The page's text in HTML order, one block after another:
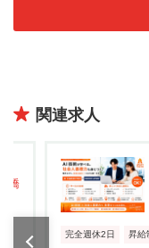
関連求人
橋
完全週休2日 昇給